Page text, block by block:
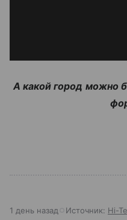
А какой город можно
1 день назад Источник: Hi-